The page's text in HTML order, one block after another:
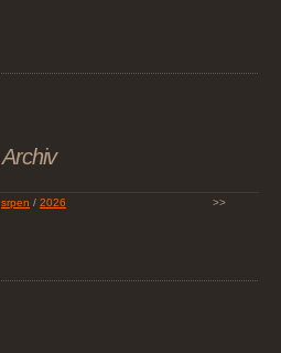
Archiv
srpen / 2026 >>